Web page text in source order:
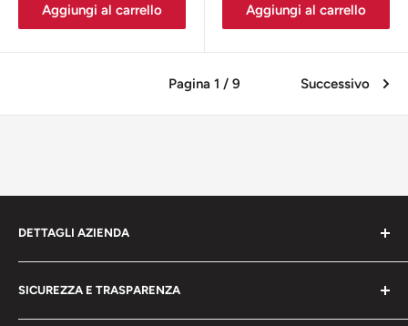
Aggiungi al carrello Aggiungi al carrello
Pagina 1 / 9 Successivo
DETTAGLI AZIENDA
SICUREZZA E TRASPARENZA